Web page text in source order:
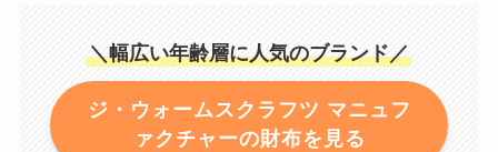
＼幅広い年齢層に人気のブランド／
ジ・ウォームスクラフツ マニュフ
ァクチャーの財布を見る